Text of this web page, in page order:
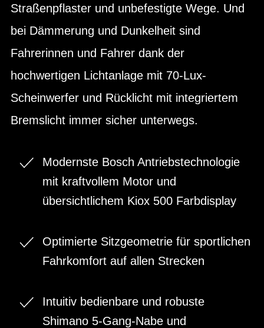
Straßenpflaster und unbefestigte Wege. Und
bei Dämmerung und Dunkelheit sind
Fahrerinnen und Fahrer dank der
hochwertigen Lichtanlage mit 70-Lux-
Scheinwerfer und Rücklicht mit integriertem
Bremslicht immer sicher unterwegs.
Modernste Bosch Antriebstechnologie
mit kraftvollem Motor und
übersichtlichem Kiox 500 Farbdisplay
Optimierte Sitzgeometrie für sportlichen
Fahrkomfort auf allen Strecken
Intuitiv bedienbare und robuste
Shimano 5-Gang-Nabe und